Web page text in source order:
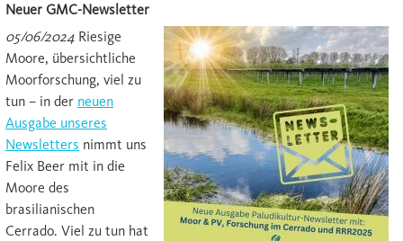
Neuer GMC-Newsletter
05/06/2024 Riesige
Moore, übersichtliche
Moorforschung, viel zu
tun – in der neuen
Ausgabe unseres
Newsletters nimmt uns
Felix Beer mit in die
Moore des
brasilianischen
Cerrado. Viel zu tun hat